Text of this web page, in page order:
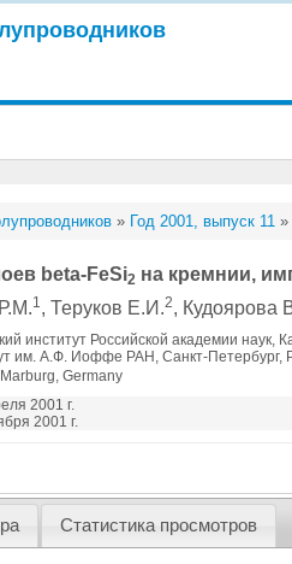
» Год 2001, выпуск 11
beta-FeSi2 на кремнии,
1, Теруков Е.И.2, Кудоярова
институт Российской академии наук,
им. А.Ф. Иоффе РАН, Санкт-Петербург,
Germany
2001 г.
2001 г.
Статистика просмотров